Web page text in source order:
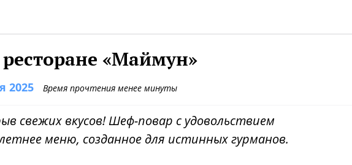
«Маймун»
2025 Время прочтения менее минуты
свежих вкусов! Шеф-повар с удовольствием
меню, созданное для истинных гурманов.